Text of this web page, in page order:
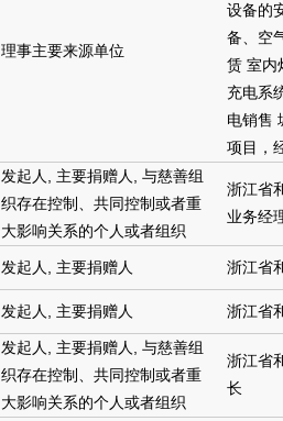
理事主要来源单位
设备的
备、空
赁 室内
充电系
电销售
项目，
发起人, 主要捐赠人, 与慈善组
织存在控制、共同控制或者重
大影响关系的个人或者组织
浙江省
业务经
发起人, 主要捐赠人 浙江省
发起人, 主要捐赠人 浙江省
发起人, 主要捐赠人, 与慈善组
织存在控制、共同控制或者重
大影响关系的个人或者组织
浙江省
长